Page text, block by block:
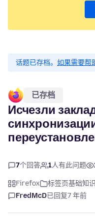
话题已存档。 如果需要帮
已存档
Исчезли
7个回答 1人有此问题
Firefox 标签页基础知识
FredMcD已回复7 年前